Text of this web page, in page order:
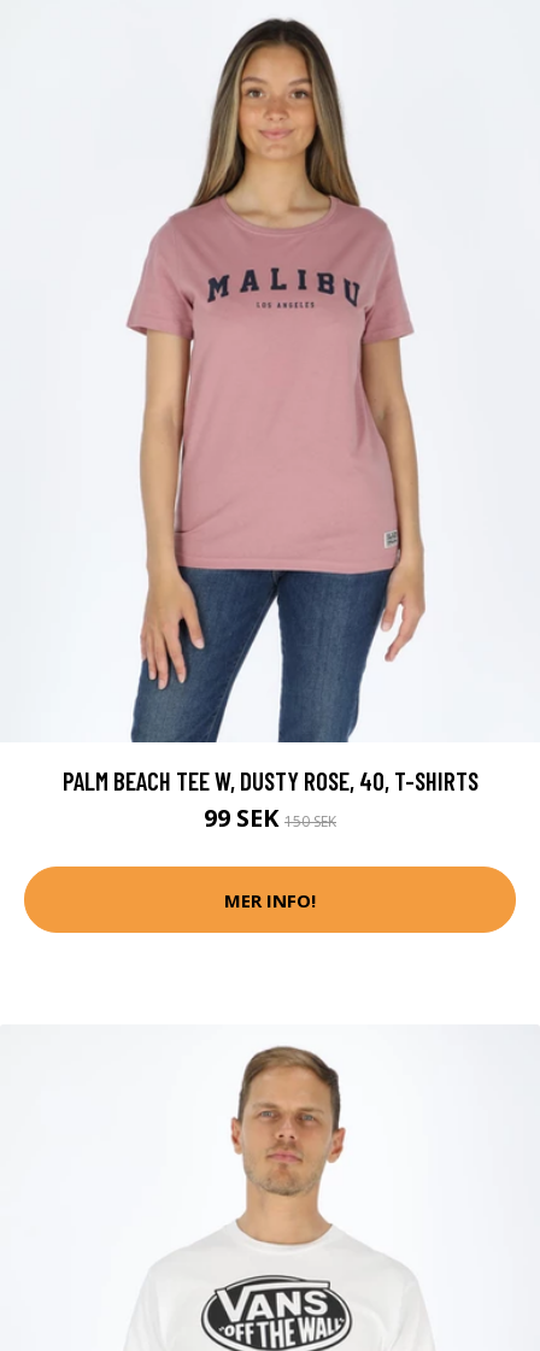
PALM BEACH TEE W, DUSTY ROSE, 40, T-SHIRTS
99 SEK 150 SEK
MER INFO!